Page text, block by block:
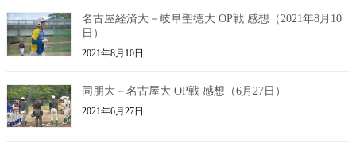
名古屋経済大－岐阜聖徳大 OP戦 感想（2021年8月10
日）
2021年8月10日
同朋大－名古屋大 OP戦 感想（6月27日）
2021年6月27日